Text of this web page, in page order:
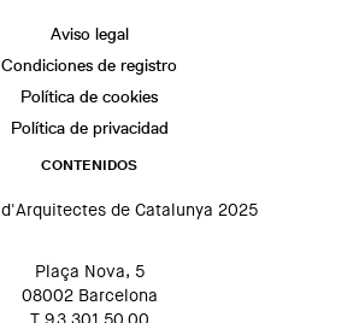
Aviso legal
Condiciones de registro
Política de cookies
Política de privacidad
CONTENIDOS
de Catalunya 2025
Plaça Nova, 5
08002 Barcelona